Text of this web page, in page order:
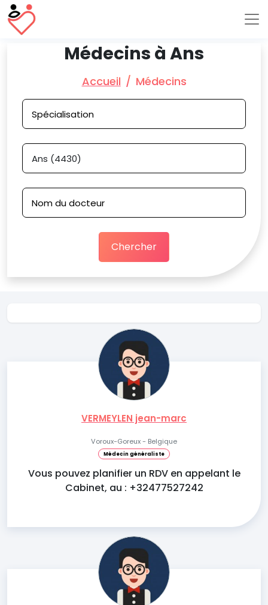
Médecins à Ans
Accueil Médecins
Chercher
VERMEYLEN jean-marc
Voroux-Goreux - Belgique
Médecin généraliste
Vous pouvez planifier un RDV en appelant le
Cabinet, au : +32477527242